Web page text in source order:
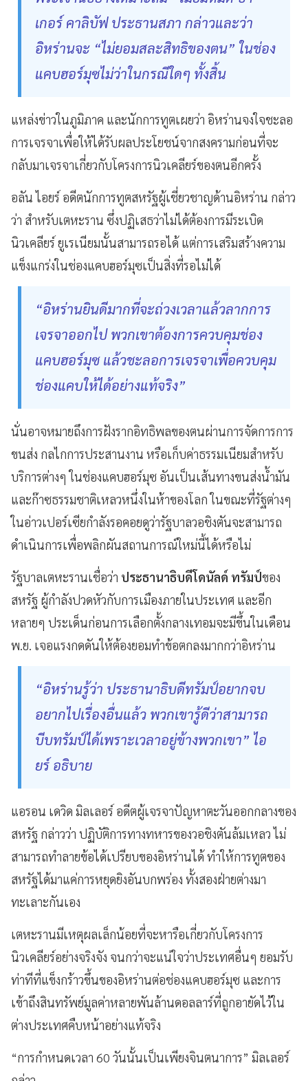
เกอร์ คาลิบัฟ ประธานสภา กล่าวและว่า
อิหร่านจะ “ไม่ยอมสละสิทธิของตน” ในช่อง
แคบฮอร์มุซไม่ว่าในกรณีใดๆ ทั้งสิ้น
แหล่งข่าวในภูมิภาค และนักการทูตเผยว่า อิหร่านจงใจชะลอ
การเจรจาเพื่อให้ได้รับผลประโยชน์จากสงครามก่อนที่จะ
กลับมาเจรจาเกี่ยวกับโครงการนิวเคลียร์ของตนอีกครั้ง
อลัน ไอยร์ อดีตนักการทูตสหรัฐผู้เชี่ยวชาญด้านอิหร่าน กล่าว
ว่า สำหรับเตหะราน ซึ่งปฏิเสธว่าไม่ได้ต้องการมีระเบิด
นิวเคลียร์ ยูเรเนียมนั้นสามารถรอได้ แต่การเสริมสร้างความ
แข็งแกร่งในช่องแคบฮอร์มุซเป็นสิ่งที่รอไม่ได้
“อิหร่านยินดีมากที่จะถ่วงเวลาแล้วลากการ
เจรจาออกไป พวกเขาต้องการควบคุมช่อง
แคบฮอร์มุซ แล้วชะลอการเจรจาเพื่อควบคุม
ช่องแคบให้ได้อย่างแท้จริง”
นั่นอาจหมายถึงการฝังรากอิทธิพลของตนผ่านการจัดการการ
ขนส่ง กลไกการประสานงาน หรือเก็บค่าธรรมเนียมสำหรับ
บริการต่างๆ ในช่องแคบฮอร์มุซ อันเป็นเส้นทางขนส่งน้ำมัน
และก๊าซธรรมชาติเหลวหนึ่งในห้าของโลก ในขณะที่รัฐต่างๆ
ในอ่าวเปอร์เซียกำลังรอคอยดูว่ารัฐบาลวอชิงตันจะสามารถ
ดำเนินการเพื่อพลิกผันสถานการณ์ใหม่นี้ได้หรือไม่
รัฐบาลเตหะรานเชื่อว่า ประธานาธิบดีโดนัลด์ ทรัมป์ของ
สหรัฐ ผู้กำลังปวดหัวกับการเมืองภายในประเทศ และอีก
หลายๆ ประเด็นก่อนการเลือกตั้งกลางเทอมจะมีขึ้นในเดือน
พ.ย. เจอแรงกดดันให้ต้องยอมทำข้อตกลงมากกว่าอิหร่าน
“อิหร่านรู้ว่า ประธานาธิบดีทรัมป์อยากจบ
อยากไปเรื่องอื่นแล้ว พวกเขารู้ดีว่าสามารถ
บีบทรัมป์ได้เพราะเวลาอยู่ข้างพวกเขา” ไอ
ยร์ อธิบาย
แอรอน เดวิด มิลเลอร์ อดีตผู้เจรจาปัญหาตะวันออกกลางของ
สหรัฐ กล่าวว่า ปฏิบัติการทางทหารของวอชิงตันล้มเหลว ไม่
สามารถทำลายข้อได้เปรียบของอิหร่านได้ ทำให้การทูตของ
สหรัฐได้มาแค่การหยุดยิงอันบกพร่อง ทั้งสองฝ่ายต่างมา
ทะเลาะกันเอง
เตหะรานมีเหตุผลเล็กน้อยที่จะหารือเกี่ยวกับโครงการ
นิวเคลียร์อย่างจริงจัง จนกว่าจะแน่ใจว่าประเทศอื่นๆ ยอมรับ
ท่าทีที่แข็งกร้าวขึ้นของอิหร่านต่อช่องแคบฮอร์มุซ และการ
เข้าถึงสินทรัพย์มูลค่าหลายพันล้านดอลลาร์ที่ถูกอายัดไว้ใน
ต่างประเทศคืบหน้าอย่างแท้จริง
“การกำหนดเวลา 60 วันนั้นเป็นเพียงจินตนาการ” มิลเลอร์